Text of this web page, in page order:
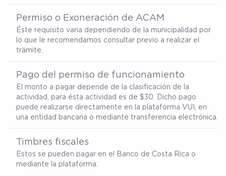
Permiso o Exoneración de ACAM
Éste requisito varia dependiendo de la municipalidad por
lo que le recomendamos consultar previo a realizar el
trámite.
Pago del permiso de funcionamiento
El monto a pagar depende de la clasificación de la
actividad, para ésta actividad es de $30. Dicho pago
puede realizarse directamente en la plataforma VUI, en
una entidad bancaria o mediante transferencia electrónica.
Timbres fiscales
Estos se pueden pagar en el Banco de Costa Rica o
mediante la plataforma.